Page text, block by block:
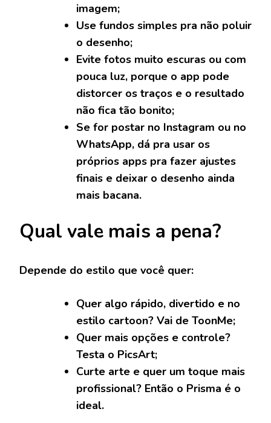
imagem;
Use fundos simples pra não poluir
o desenho;
Evite fotos muito escuras ou com
pouca luz, porque o app pode
distorcer os traços e o resultado
não fica tão bonito;
Se for postar no Instagram ou no
WhatsApp, dá pra usar os
próprios apps pra fazer ajustes
finais e deixar o desenho ainda
mais bacana.
Qual vale mais a pena?
Depende do estilo que você quer:
Quer algo rápido, divertido e no
estilo cartoon? Vai de ToonMe;
Quer mais opções e controle?
Testa o PicsArt;
Curte arte e quer um toque mais
profissional? Então o Prisma é o
ideal.